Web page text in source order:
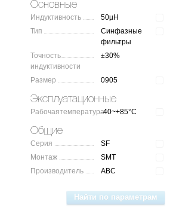
Основные
Индуктивность
50µH
Тип
Синфазные
фильтры
Точность
индуктивности
±30%
Размер 0905
Эксплуатационные
Рабочаятемпература-40~+85°C
Общие
Серия
SF
Монтаж
SMT
Производитель
ABC